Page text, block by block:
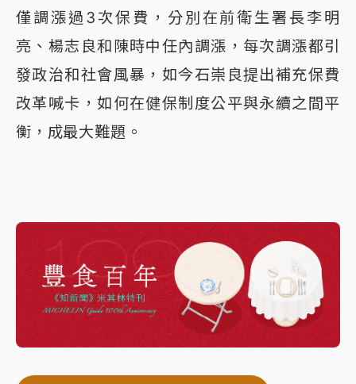
僅調漲過3次保費，分別在前衛生署長李明
亮、楊志良和陳時中任內調漲，每次調漲都引
發政治和社會風暴，如今石崇良提出補充保費
改革喊卡，如何在健保制度公平與永續之間平
衡，成最大難題。